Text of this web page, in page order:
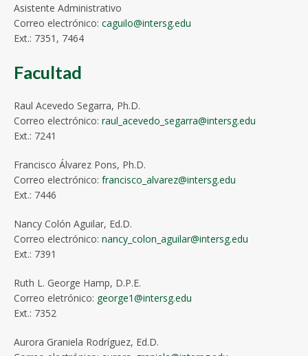
Asistente Administrativo
Correo electrónico: caguilo@intersg.edu
Ext.: 7351, 7464
Facultad
Raul Acevedo Segarra, Ph.D.
Correo electrónico: raul_acevedo_segarra@intersg.edu
Ext.: 7241
Francisco Álvarez Pons, Ph.D.
Correo electrónico: francisco_alvarez@intersg.edu
Ext.: 7446
Nancy Colón Aguilar, Ed.D.
Correo electrónico: nancy_colon_aguilar@intersg.edu
Ext.: 7391
Ruth L. George Hamp, D.P.E.
Correo eletrónico: george1@intersg.edu
Ext.: 7352
Aurora Graniela Rodríguez, Ed.D.